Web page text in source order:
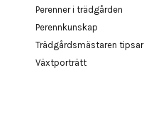
Perenner i trädgården
Perennkunskap
Trädgårdsmästaren tipsar
Växtporträtt